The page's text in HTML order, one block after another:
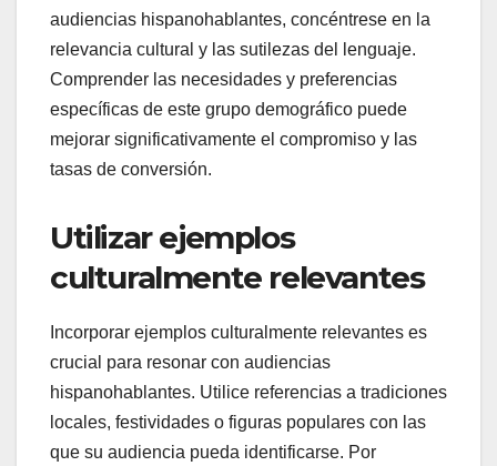
audiencias hispanohablantes, concéntrese en la
relevancia cultural y las sutilezas del lenguaje.
Comprender las necesidades y preferencias
específicas de este grupo demográfico puede
mejorar significativamente el compromiso y las
tasas de conversión.
Utilizar ejemplos
culturalmente relevantes
Incorporar ejemplos culturalmente relevantes es
crucial para resonar con audiencias
hispanohablantes. Utilice referencias a tradiciones
locales, festividades o figuras populares con las
que su audiencia pueda identificarse. Por